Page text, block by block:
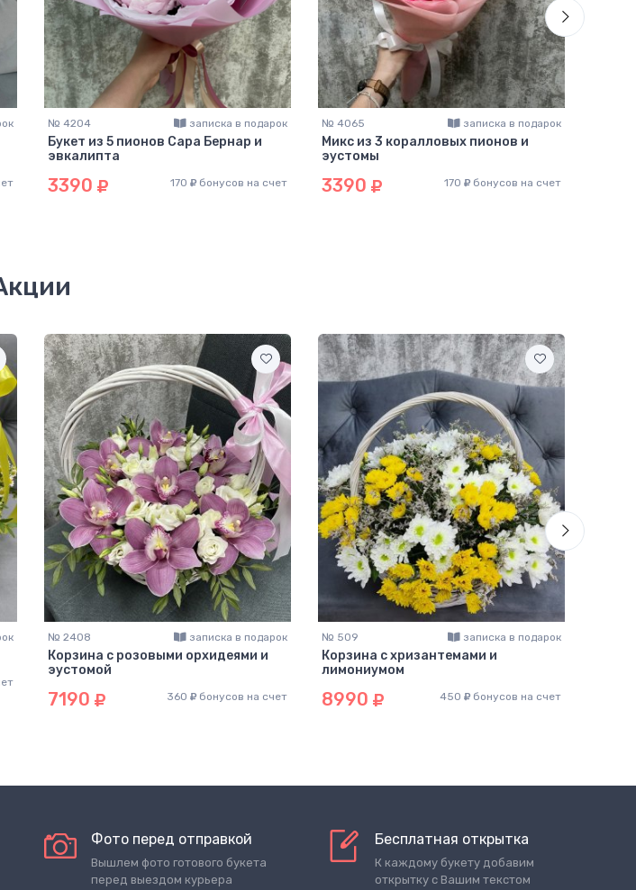
№ 4204 записка в подарок
Букет из 5 пионов Сара Бернар и
эвкалипта
3390 170 бонусов на счет
№ 4065 записка в подарок
Микс из 3 коралловых пионов и
эустомы
3390 170 бонусов на счет
№ 2408 записка в подарок
Корзина с розовыми орхидеями и
эустомой
7190 360 бонусов на счет
№ 509 записка в подарок
Корзина с хризантемами и
лимониумом
8990 450 бонусов на счет
Фото перед отправкой
Вышлем фото готового букета
перед выездом курьера
Бесплатная открытка
К каждому букету добавим
открытку с Вашим текстом